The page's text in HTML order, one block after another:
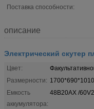
Поставка способности:
описание
Электрический скутер
Цвет:
Размерности:
Емкость
аккумулятора:
48В20АХ /